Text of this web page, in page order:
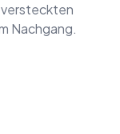
versteckten
Nachgang.